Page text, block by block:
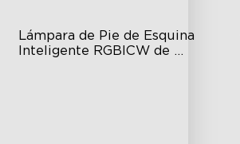
Lámpara de Pie de Esquina
Inteligente RGBICW de